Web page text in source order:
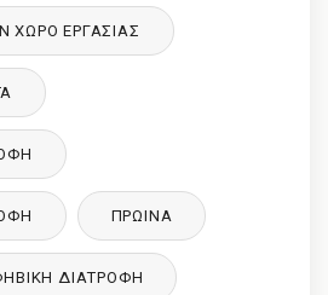
ΧΏΡΟ ΕΡΓΑΣΊΑΣ
ΠΡΩΙΝΑ
ΔΙΑΤΡΌΦΉ